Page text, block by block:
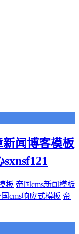
新闻博客模板
板 帝国cms新闻模板
国cms响应式模板 帝